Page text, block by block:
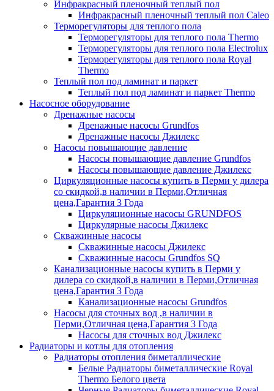
Инфракрасный пленочный теплый пол
Инфракрасный пленочный теплый пол Caleo
Терморегуляторы для теплого пола
Терморегуляторы для теплого пола Thermo
Терморегуляторы для теплого пола Electrolux
Терморегуляторы для теплого пола Royal
Thermo
Теплый пол под ламинат и паркет
Теплый пол под ламинат и паркет Thermo
Насосное оборудование
Дренажные насосы
Дренажные насосы Grundfos
Дренажные насосы Джилекс
Насосы повышающие давление
Насосы повышающие давление Grundfos
Насосы повышающие давление Джилекс
Циркуляционные насосы купить в Перми у дилера
со скидкой,в наличии в Перми,Отличная
цена,Гарантия 3 Года
Циркуляционные насосы GRUNDFOS
Циркулярные насосы Джилекс
Скважинные насосы
Скважинные насосы Джилекс
Скважинные насосы Grundfos SQ
Канализационные насосы купить в Перми у
дилера со скидкой,в наличии в Перми,Отличная
цена,Гарантия 3 Года
Канализационные насосы Grundfos
Насосы для сточных вод ,в наличии в
Перми,Отличная цена,Гарантия 3 Года
Насосы для сточных вод Джилекс
Радиаторы и котлы для отопления
Радиаторы отопления биметаллические
Белые Радиаторы биметаллические Royal
Thermo Белого цвета